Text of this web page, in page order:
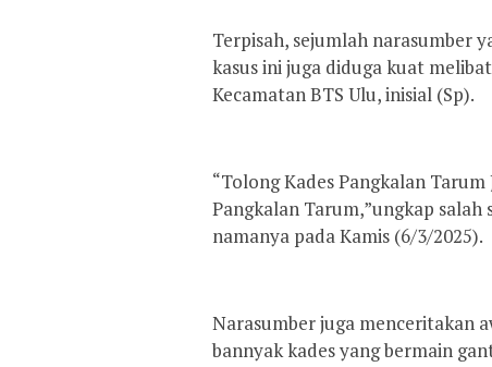
Terpisah, sejumlah narasumber
kasus ini juga diduga kuat
Kecamatan BTS Ulu, inisial (Sp).
“Tolong Kades Pangkalan Tarum
Pangkalan Tarum,”ungkap
namanya pada Kamis (6/3/2025).
Narasumber juga menceritakan
bannyak kades yang bermain